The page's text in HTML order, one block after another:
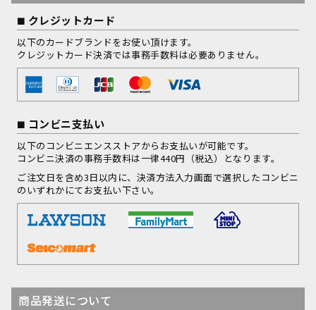
クレジットカード
以下のカードブランドをお使い頂けます。
クレジットカード決済では事務手数料は必要ありません。
コンビニ支払い
以下のコンビニエンスストアからお支払いが可能です。
コンビニ決済の事務手数料は一律440円（税込）となります。
ご注文日を含め3日以内に、決済方法入力画面で選択したコンビニ
のいずれかにてお支払い下さい。
商品発送について